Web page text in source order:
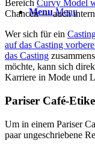
Menu Menu
Bereich Curvy Model
Chancen — auch
Wer sich für ein
auf das Casting
das Casting
möchte, kann sich
Karriere in Mode und
Pariser Café-
Um in einem Pariser
paar ungeschriebene